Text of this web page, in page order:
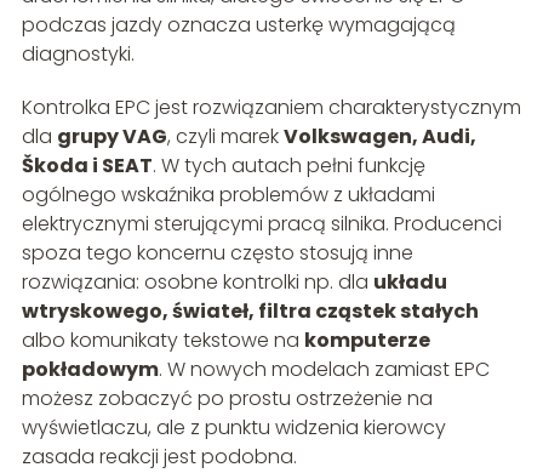
podczas jazdy oznacza usterkę wymagającą
diagnostyki.
Kontrolka EPC jest rozwiązaniem charakterystycznym
dla grupy VAG, czyli marekVolkswagen, Audi,
Škoda i SEAT. W tych autach pełni funkcję
ogólnego wskaźnika problemów z układami
elektrycznymi sterującymi pracą silnika. Producenci
spoza tego koncernu często stosują inne
rozwiązania: osobne kontrolki np. dla układu
wtryskowego, świateł, filtra cząstek stałych
albo komunikaty tekstowe na komputerze
pokładowym. W nowych modelach zamiast EPC
możesz zobaczyć po prostu ostrzeżenie na
wyświetlaczu, ale z punktu widzenia kierowcy
zasada reakcji jest podobna.